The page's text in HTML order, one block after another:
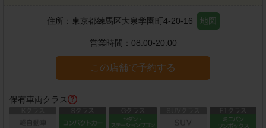
住所： 東京都練馬区大泉学園町4-20-16 地図
営業時間： 08:00-20:00
この店舗で予約する
保有車両クラス